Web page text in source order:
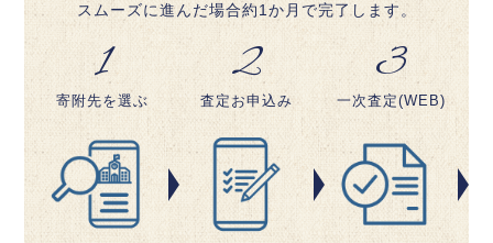
スムーズに進んだ場合約1か月で完了します。
1
寄附先を選ぶ
2
査定お申込み
3
一次査定(WEB)